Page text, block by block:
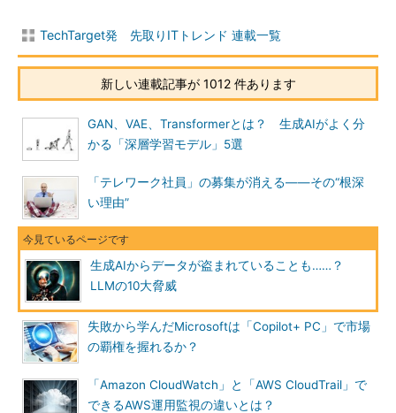
TechTarget発 先取りITトレンド 連載一覧
新しい連載記事が 1012 件あります
GAN、VAE、Transformerとは？ 生成AIがよく分
かる「深層学習モデル」5選
「テレワーク社員」の募集が消える――その“根深
い理由”
生成AIからデータが盗まれていることも……？
LLMの10大脅威
失敗から学んだMicrosoftは「Copilot+ PC」で市場
の覇権を握れるか？
「Amazon CloudWatch」と「AWS CloudTrail」で
できるAWS運用監視の違いとは？